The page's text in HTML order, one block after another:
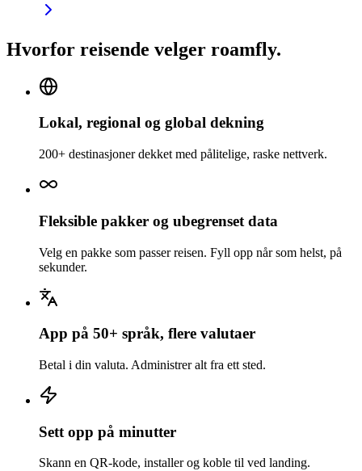
Hvorfor reisende velger roamfly.
Lokal, regional og global dekning
200+ destinasjoner dekket med pålitelige, raske nettverk.
Fleksible pakker og ubegrenset data
Velg en pakke som passer reisen. Fyll opp når som helst, på
sekunder.
App på 50+ språk, flere valutaer
Betal i din valuta. Administrer alt fra ett sted.
Sett opp på minutter
Skann en QR-kode, installer og koble til ved landing.